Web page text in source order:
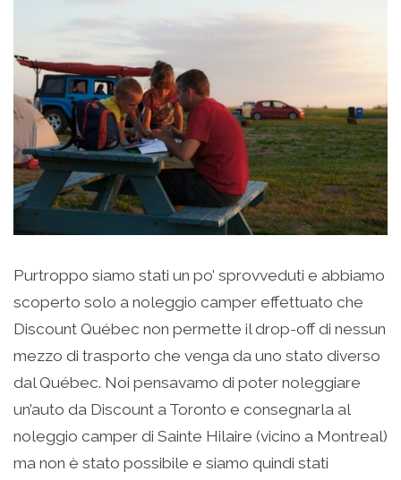
Purtroppo siamo stati un po’ sprovveduti e abbiamo
scoperto solo a noleggio camper effettuato che
Discount Québec non permette il drop-off di nessun
mezzo di trasporto che venga da uno stato diverso
dal Québec. Noi pensavamo di poter noleggiare
un’auto da Discount a Toronto e consegnarla al
noleggio camper di Sainte Hilaire (vicino a Montreal)
ma non è stato possibile e siamo quindi stati